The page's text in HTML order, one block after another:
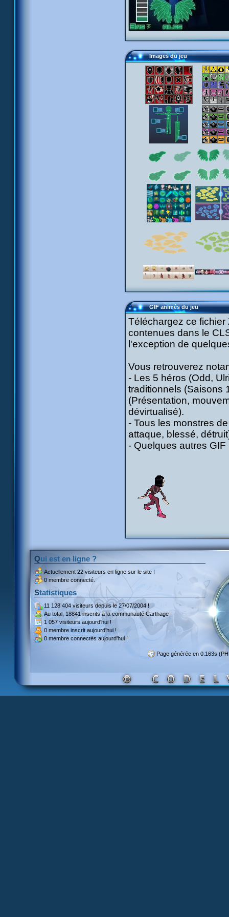
Images du jeu
GIF animés du jeu
Téléchargez ce fichier
contenues dans le
l'exception de
Vous retrouverez
- Les 5 héros (Odd,
traditionnels (Saisons
(Présentation,
dévirtualisé).
- Tous les monstres
attaque, blessé,
- Quelques autres GIF
Qui est en ligne ?
Actuellement 22 visiteurs en ligne sur le site !
0 membre connecté.
Statistiques
11 128 404 visiteursdepuis le 27/07/2004 !
Au total, 18841 inscritsà la communauté Carthage !
1 057 visiteurs aujourd'hui !
0 membre inscrit aujourd'hui !
0 membre connectés aujourd'hui !
Page générée en 0.163s